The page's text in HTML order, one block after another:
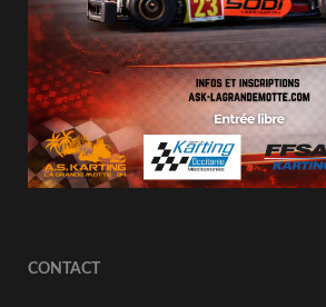
CONTACT